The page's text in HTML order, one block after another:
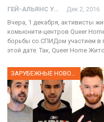
ГЕЙ-АЛЬЯНС УКРАИНА Дек 2, 2016
Вчера, 1 декабря, активисты
комьюнити-центров Queer
борьбы со СПИДом участием в
этой дате. Так, Queer Home